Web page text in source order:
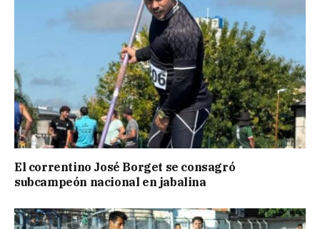
El correntino José Borget se consagró
subcampeón nacional en jabalina